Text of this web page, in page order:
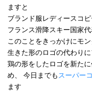
ますと
ブランド服レディースコ
フランス滑降スキー国家
このことをきっかけにモ
生きた形のロゴの代わり
鶏の形をしたロゴを新た
め、 今日までも スーパー
ます